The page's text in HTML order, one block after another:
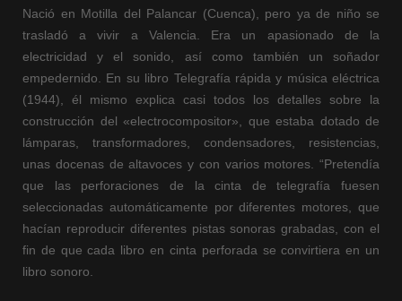
Nació en Motilla del Palancar (Cuenca), pero ya de niño se
trasladó a vivir a Valencia. Era un apasionado de la
electricidad y el sonido, así como también un soñador
empedernido. En su libro Telegrafía rápida y música eléctrica
(1944), él mismo explica casi todos los detalles sobre la
construcción del «electrocompositor», que estaba dotado de
lámparas, transformadores, condensadores, resistencias,
unas docenas de altavoces y con varios motores. “Pretendía
que las perforaciones de la cinta de telegrafía fuesen
seleccionadas automáticamente por diferentes motores, que
hacían reproducir diferentes pistas sonoras grabadas, con el
fin de que cada libro en cinta perforada se convirtiera en un
libro sonoro.